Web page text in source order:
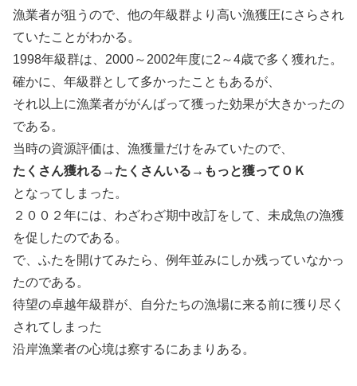
漁業者が狙うので、他の年級群より高い漁獲圧にさらされ
ていたことがわかる。
1998年級群は、2000～2002年度に2～4歳で多く獲れた。
確かに、年級群として多かったこともあるが、
それ以上に漁業者ががんばって獲った効果が大きかったの
である。
当時の資源評価は、漁獲量だけをみていたので、
たくさん獲れる→たくさんいる→もっと獲ってＯＫ
となってしまった。
２００２年には、わざわざ期中改訂をして、未成魚の漁獲
を促したのである。
で、ふたを開けてみたら、例年並みにしか残っていなかっ
たのである。
待望の卓越年級群が、自分たちの漁場に来る前に獲り尽く
されてしまった
沿岸漁業者の心境は察するにあまりある。